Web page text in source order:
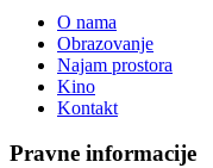
O nama
Obrazovanje
Najam prostora
Kino
Kontakt
Pravne informacije